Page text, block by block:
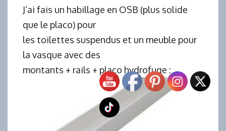
J’ai fais un habillage en OSB (plus solide
que le placo) pour
les toilettes suspendus et un meuble pour
la vasque avec des
montants + rails + placo hydrofuge :